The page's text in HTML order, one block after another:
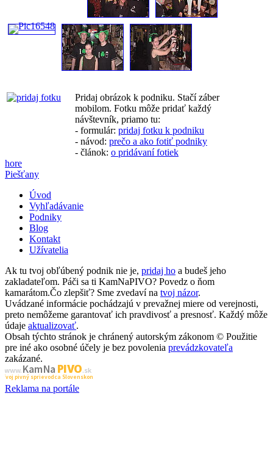
Pridaj obrázok k podniku. Stačí záber
mobilom. Fotku môže pridať každý
návštevník, priamo tu:
- formulár: pridaj fotku k podniku
- návod: prečo a ako fotiť podniky
- článok: o pridávaní fotiek
hore
Piešťany
Úvod
Vyhľadávanie
Podniky
Blog
Kontakt
Užívatelia
Ak tu tvoj obľúbený podnik nie je, pridaj ho a budeš jeho
zakladateľom. Páči sa ti KamNaPIVO? Povedz o ňom
kamarátom.Čo zlepšiť? Sme zvedaví na tvoj názor.
Uvádzané informácie pochádzajú v prevažnej miere od verejnosti,
preto nemôžeme garantovať ich pravdivosť a presnosť. Každý môže
údaje aktualizovať.
Obsah týchto stránok je chránený autorským zákonom © Použitie
pre iné ako osobné účely je bez povolenia prevádzkovateľa
zakázané.
www.Kam Na PIVO.sk
Tvoj pivný sprievodca Slovenskom
Reklama na portále